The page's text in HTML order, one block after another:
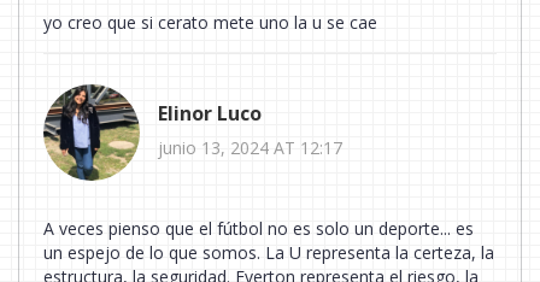
yo creo que si cerato mete uno la u se cae
Elinor Luco
junio 13, 2024 AT 12:17
A veces pienso que el fútbol no es solo un deporte... es
un espejo de lo que somos. La U representa la certeza, la
estructura, la seguridad. Everton representa el riesgo, la